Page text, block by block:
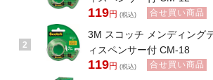
119円 (税込) 合せ買い商品
2
3M スコッチ メンディング
ィスペンサー付 CM-18
119円 (税込) 合せ買い商品